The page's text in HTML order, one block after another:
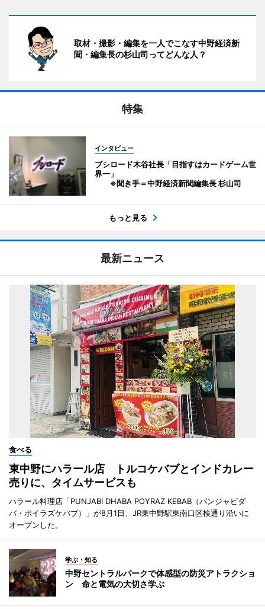
取材・撮影・編集を一人でこなす中野経済新
聞・編集長の杉山司ってどんな人？
特集
インタビュー
ブシロード木谷社長「目指すはカードゲーム世
界一」
※聞き手＝中野経済新聞編集長 杉山司
もっと見る
最新ニュース
食べる
東中野にハラール店 トルコケバブとインドカレー
売りに、タイムサービスも
ハラール料理店「PUNJABI DHABA POYRAZ KEBAB（パンジャビダ
バ・ポイラズケバブ）」が8月1日、JR東中野駅東南口区検通り沿いに
オープンした。
学ぶ・知る
中野セントラルパークで体感型の防災アトラクショ
ン 命と電気の大切さ学ぶ